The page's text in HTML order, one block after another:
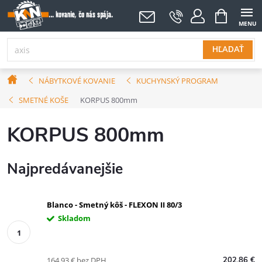
Prejsť
na
obsah
HĽADAŤ
NÁKUPNÝ
KOŠÍK
DomovNÁBYTKOVÉ KOVANIE
KUCHYNSKÝ PROGRAM
SMETNÉ KOŠE
KORPUS 800mm
KORPUS 800mm
Najpredávanejšie
Blanco - Smetný kôš - FLEXON II 80/3
Skladom